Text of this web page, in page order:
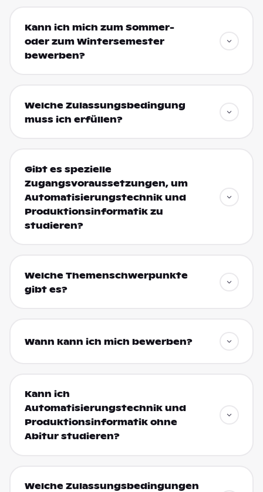
Kann ich mich zum Sommer-
oder zum Wintersemester
bewerben?
Welche Zulassungsbedingung
muss ich erfüllen?
Gibt es spezielle
Zugangsvoraussetzungen, um
Automatisierungstechnik und
Produktionsinformatik zu
studieren?
Welche Themenschwerpunkte
gibt es?
Wann kann ich mich bewerben?
Kann ich
Automatisierungstechnik und
Produktionsinformatik ohne
Abitur studieren?
Welche Zulassungsbedingungen